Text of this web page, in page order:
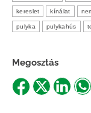
kereslet kínálat
pulyka pulykahús
Megosztás
ShareShareShare